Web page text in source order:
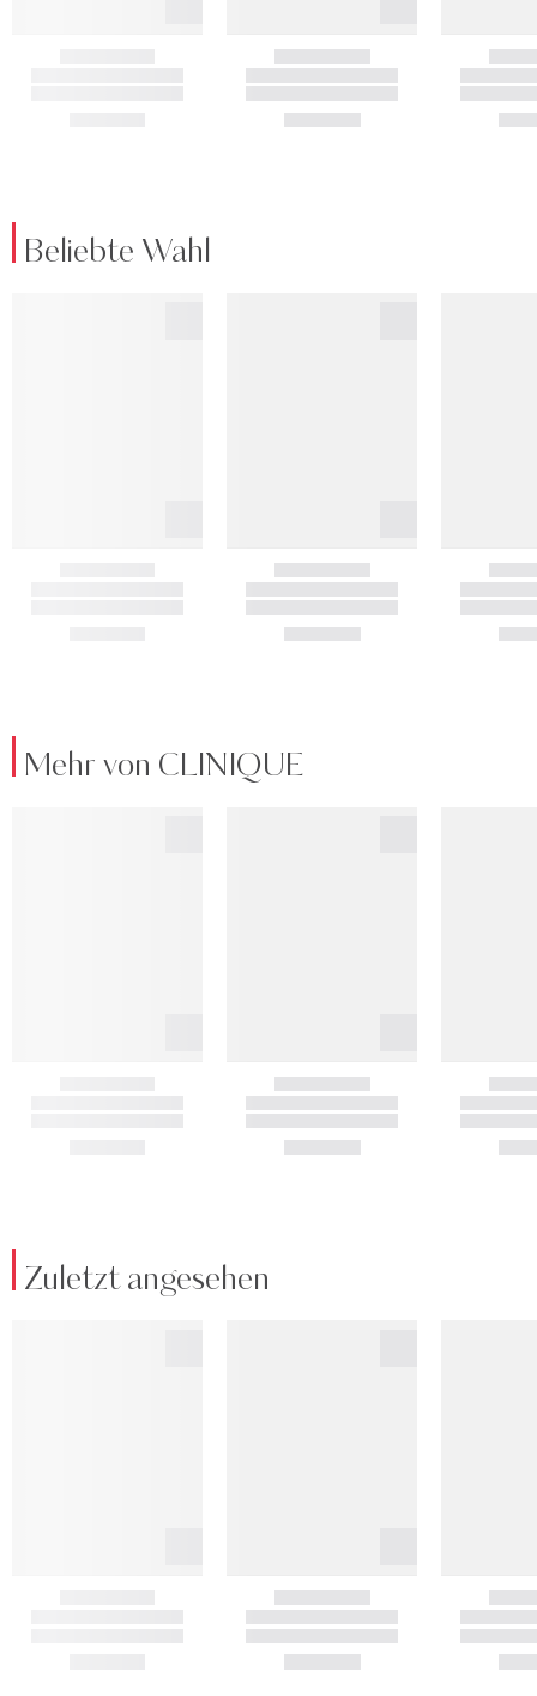
Beliebte Wahl
Mehr von CLINIQUE
Zuletzt angesehen